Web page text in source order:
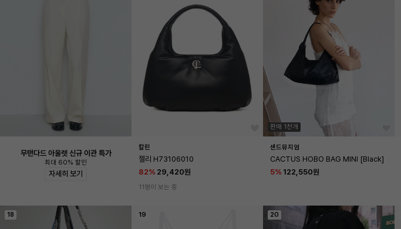
무탠다드 아울렛 신규 이관 특가
최대 60% 할인
자세히 보기
칼린
젤리 H73106010
82% 29,420원
11명이 보는 중
판매 1천개
샌드뮤지엄
CACTUS HOBO BAG MINI [Black]
5% 122,550원
18 19 20